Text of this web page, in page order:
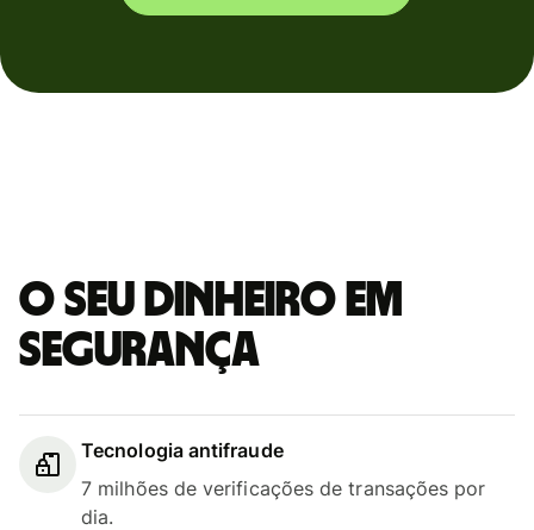
O seu dinheiro em
segurança
Tecnologia antifraude
7 milhões de verificações de transações por
dia.